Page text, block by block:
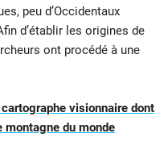
peu d’Occidentaux
d’établir les origines de
ont procédé à une
visionnaire dont
montagne du monde